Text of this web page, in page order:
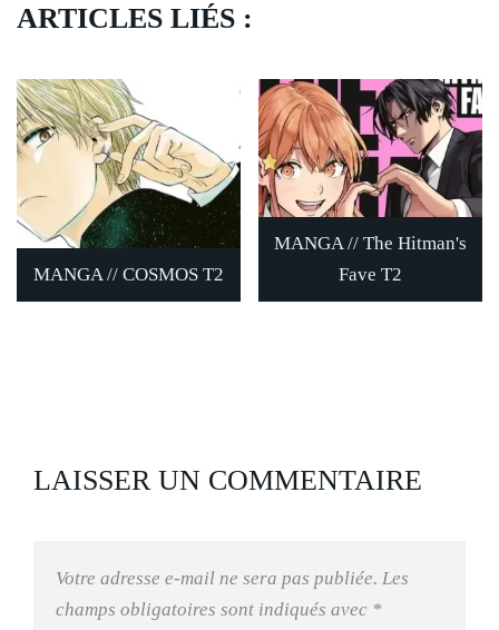
ARTICLES LIÉS :
MANGA // COSMOS T2
MANGA // The Hitman's
Fave T2
LAISSER UN COMMENTAIRE
Votre adresse e-mail ne sera pas publiée. Les
champs obligatoires sont indiqués avec *